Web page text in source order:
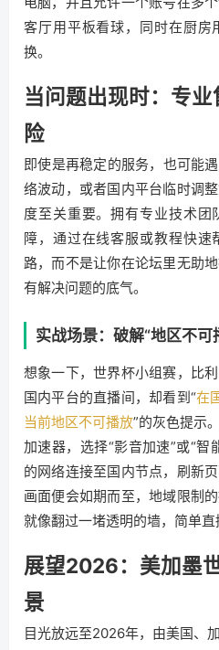
客厅用平板看球，同时在厨房
换。
当问题出现时：专
险
即使是再稳定的服务，也可能
络波动，或者国内平台临时调
度至关重要。拥有专业技术团
障，通过在线客服或教程快速
路，而不是让你在论坛里无助
有解决问题的底气。
实战场景：破解“地区不可
想象一下，世界杯小组赛，比
国内平台的直播间，却看到“在
当前地区不可播放”的灰色提示
加速器，选择“影音加速”或“智
的网络连接至国内节点，刷新
画面便会如期而至，地域限制
就像翻过一堵透明的墙，简单直
展望2026：美加墨
景
目光放远至2026年，由美国、